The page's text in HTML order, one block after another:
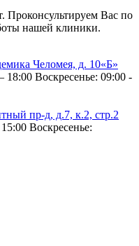
Проконсультируем Вас по
нашей клиники.
Челомея, д. 10«Б»
18:00 Воскресенье: 09:00 -
пр-д, д.7, к.2, стр.2
Воскресенье: